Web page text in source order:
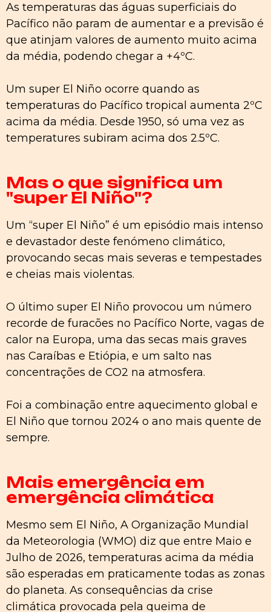
As temperaturas das águas superficiais do
Pacífico não param de aumentar e a previsão é
que atinjam valores de aumento muito acima
da média, podendo chegar a +4ºC.
Um super El Niño ocorre quando as
temperaturas do Pacífico tropical aumenta 2ºC
acima da média. Desde 1950, só uma vez as
temperatures subiram acima dos 2.5ºC.
Mas o que significa um
"super El Niño"?
Um “super El Niño” é um episódio mais intenso
e devastador deste fenómeno climático,
provocando secas mais severas e tempestades
e cheias mais violentas.
O último super El Niño provocou um número
recorde de furacões no Pacífico Norte, vagas de
calor na Europa, uma das secas mais graves
nas Caraíbas e Etiópia, e um salto nas
concentrações de CO2 na atmosfera.
Foi a combinação entre aquecimento global e
El Niño que tornou 2024 o ano mais quente de
sempre.
Mais emergência em
emergência climática
Mesmo sem El Niño, A Organização Mundial
da Meteorologia (WMO) diz que entre Maio e
Julho de 2026, temperaturas acima da média
são esperadas em praticamente todas as zonas
do planeta. As consequências da crise
climática provocada pela queima de